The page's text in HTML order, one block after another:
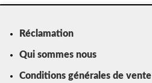
Réclamation
Qui sommes nous
Conditions générales de vente